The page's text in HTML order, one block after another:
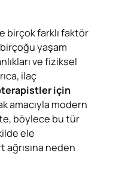
birçok farklı faktör
yaşam
ve fiziksel
ilaç
için
amacıyla modern
böylece bu tür
ele
ağrısına neden